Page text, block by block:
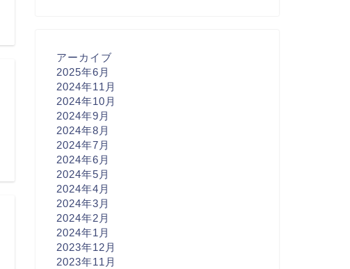
アーカイブ
2025年6月
2024年11月
2024年10月
2024年9月
2024年8月
2024年7月
2024年6月
2024年5月
2024年4月
2024年3月
2024年2月
2024年1月
2023年12月
2023年11月